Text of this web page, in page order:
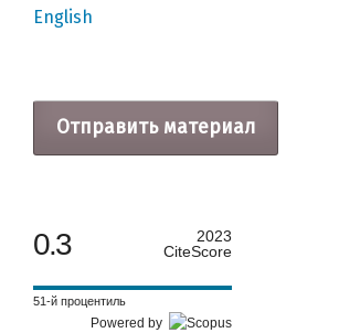
English
Отправить материал
0.3
2023
CiteScore
51-й процентиль
Powered by